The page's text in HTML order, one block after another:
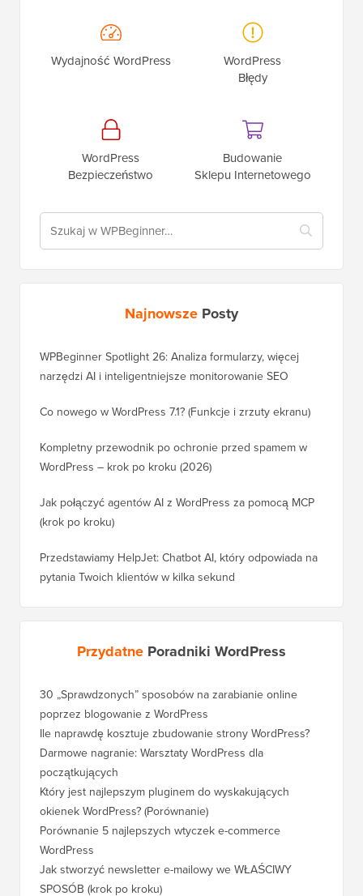
Wydajność WordPress
WordPress
Błędy
WordPress
Bezpieczeństwo
Budowanie
Sklepu Internetowego
Najnowsze Posty
WPBeginner Spotlight 26: Analiza formularzy, więcej
narzędzi AI i inteligentniejsze monitorowanie SEO
Co nowego w WordPress 7.1? (Funkcje i zrzuty ekranu)
Kompletny przewodnik po ochronie przed spamem w
WordPress – krok po kroku (2026)
Jak połączyć agentów AI z WordPress za pomocą MCP
(krok po kroku)
Przedstawiamy HelpJet: Chatbot AI, który odpowiada na
pytania Twoich klientów w kilka sekund
Przydatne Poradniki WordPress
30 „Sprawdzonych” sposobów na zarabianie online
poprzez blogowanie z WordPress
Ile naprawdę kosztuje zbudowanie strony WordPress?
Darmowe nagranie: Warsztaty WordPress dla
początkujących
Który jest najlepszym pluginem do wyskakujących
okienek WordPress? (Porównanie)
Porównanie 5 najlepszych wtyczek e-commerce
WordPress
Jak stworzyć newsletter e-mailowy we WŁAŚCIWY
SPOSÓB (krok po kroku)